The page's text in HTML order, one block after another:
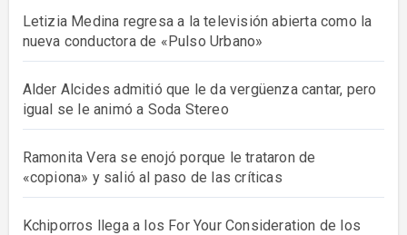
Letizia Medina regresa a la televisión abierta como la
nueva conductora de «Pulso Urbano»
Alder Alcides admitió que le da vergüenza cantar, pero
igual se le animó a Soda Stereo
Ramonita Vera se enojó porque le trataron de
«copiona» y salió al paso de las críticas
Kchiporros llega a los For Your Consideration de los